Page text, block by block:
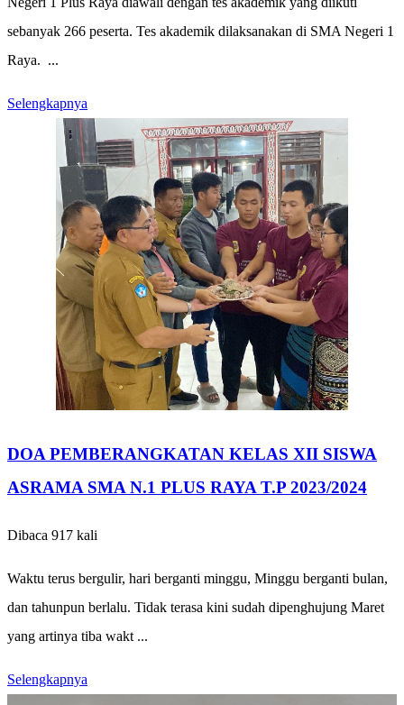
sebanyak 266 peserta. Tes akademik dilaksanakan di SMA Negeri 1
Raya. ...
Selengkapnya
DOA PEMBERANGKATAN KELAS XII SISWA
ASRAMA SMA N.1 PLUS RAYA T.P 2023/2024
Dibaca 917 kali
Waktu terus bergulir, hari berganti minggu, Minggu berganti bulan,
dan tahunpun berlalu. Tidak terasa kini sudah dipenghujung Maret
yang artinya tiba wakt ...
Selengkapnya